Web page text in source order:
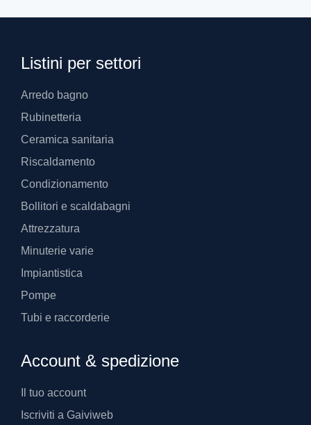
Listini per settori
Arredo bagno
Rubinetteria
Ceramica sanitaria
Riscaldamento
Condizionamento
Bollitori e scaldabagni
Attrezzatura
Minuterie varie
Impiantistica
Pompe
Tubi e raccorderie
Account & spedizione
Il tuo account
Iscriviti a Gaiviweb